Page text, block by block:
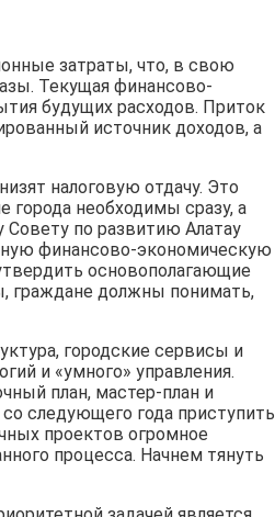
затраты, что, в свою
Текущая финансово-
будущих расходов. Приток
источник доходов, а
налоговую отдачу. Это
города необходимы сразу, а
по развитию Алатау
финансово-экономическую
основополагающие
граждане должны понимать,
городские сервисы и
и «умного» управления.
план, мастер-план и
следующего года приступить
проектов огромное
процесса. Начнем тянуть